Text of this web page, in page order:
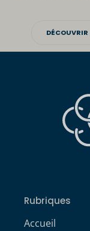
DÉCOUVRIR
Rubriques
Accueil